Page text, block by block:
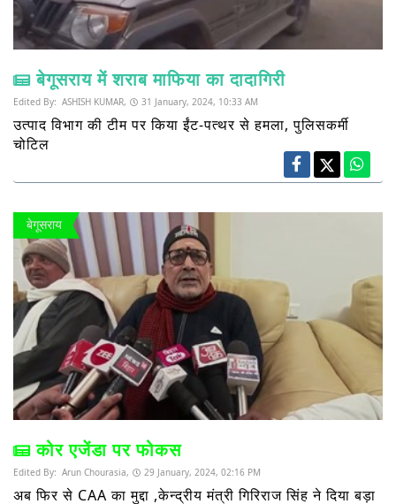
बेगूसराय में शराब माफिया का दादागिरी
Edited By: ASHISH KUMAR, 31 January, 2024, 10:33 AM
उत्पाद विभाग की टीम पर किया ईंट-पत्थर से हमला, पुलिसकर्मी
चोटिल
बेगूसराय
कोर एजेंडा पर फोकस
Edited By: Arun Chourasia, 29 January, 2024, 02:16 PM
अब फिर से CAA का मुद्दा ,केन्द्रीय मंत्री गिरिराज सिंह ने दिया बड़ा